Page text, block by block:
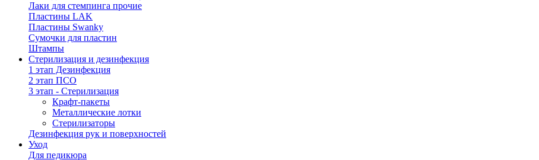
Лаки для стемпинга прочие
Пластины LAK
Пластины Swanky
Сумочки для пластин
Штампы
Стерилизация и дезинфекция
1 этап Дезинфекция
2 этап ПСО
3 этап - Стерилизация
Крафт-пакеты
Металлические лотки
Стерилизаторы
Дезинфекция рук и поверхностей
Уход
Для педикюра